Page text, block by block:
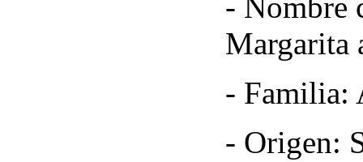
Margarita
- Familia:
- Origen: